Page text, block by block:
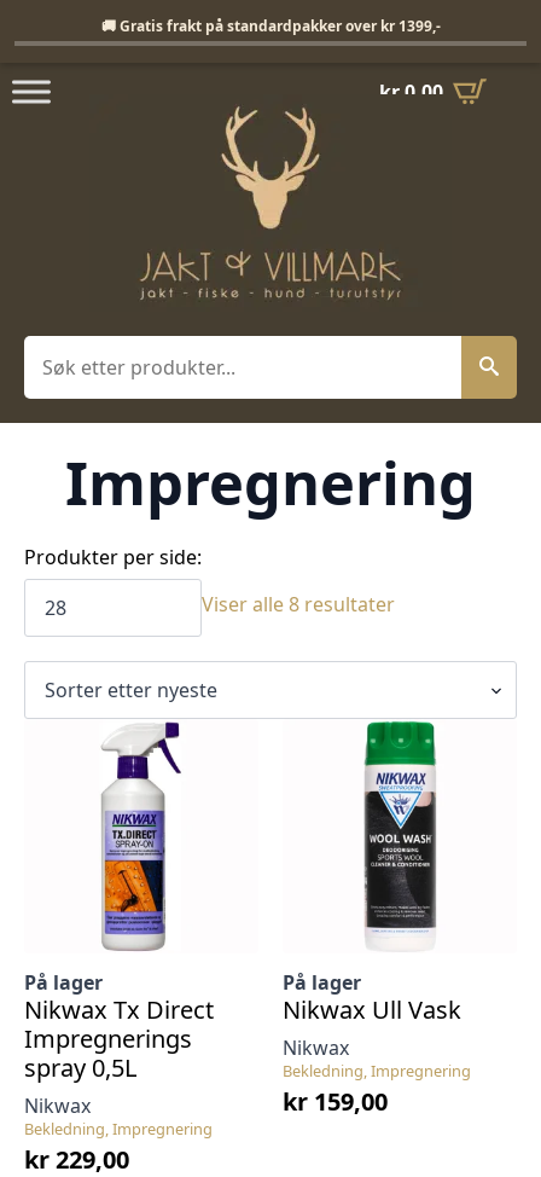
kr0,00
Søk
Impregnering
Produkter per side:
Viser alle 8 resultaterSortert
siste
Bekledning, Impregnering
Nikwax
På lager
Nikwax Tx Direct
Impregnerings
spray 0,5L
kr229,00
Bekledning, Impregnering
Nikwax
På lager
Nikwax Ull Vask
kr 159,00
🚚 Gratis frakt på standardpakker over kr 1399,-